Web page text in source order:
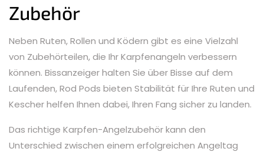
Zubehör
Neben Ruten, Rollen und Ködern gibt es eine Vielzahl
von Zubehörteilen, die Ihr Karpfenangeln verbessern
können. Bissanzeiger halten Sie über Bisse auf dem
Laufenden, Rod Pods bieten Stabilität für Ihre Ruten und
Kescher helfen Ihnen dabei, Ihren Fang sicher zu landen.
Das richtige Karpfen-Angelzubehör kann den
Unterschied zwischen einem erfolgreichen Angeltag